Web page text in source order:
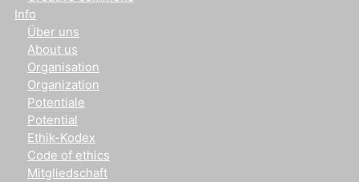
Info
Über uns
About us
Organisation
Organization
Potentiale
Potential
Ethik-Kodex
Code of ethics
Mitgliedschaft